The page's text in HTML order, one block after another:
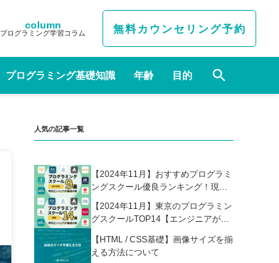
column
プログラミング学習コラム 無料カウンセリング予約
プログラミング基礎知識 年齢 目的
人気の記事一覧
【2024年11月】おすすめプログラミ
ングスクール優良ランキング！現役
エンジニアが選んだ人気プログラミ
ングスクールの比較表あり
【2024年11月】東京のプログラミン
グスクールTOP14【エンジニアが厳
【HTML / CSS基礎】画像サイズを揃
える方法について